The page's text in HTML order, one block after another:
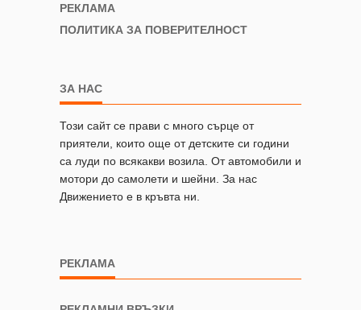
РЕКЛАМА
ПОЛИТИКА ЗА ПОВЕРИТЕЛНОСТ
ЗА НАС
Този сайт се прави с много сърце от
приятели, които още от детските си години
са луди по всякакви возила. От автомобили и
мотори до самолети и шейни. За нас
Движението е в кръвта ни.
РЕКЛАМА